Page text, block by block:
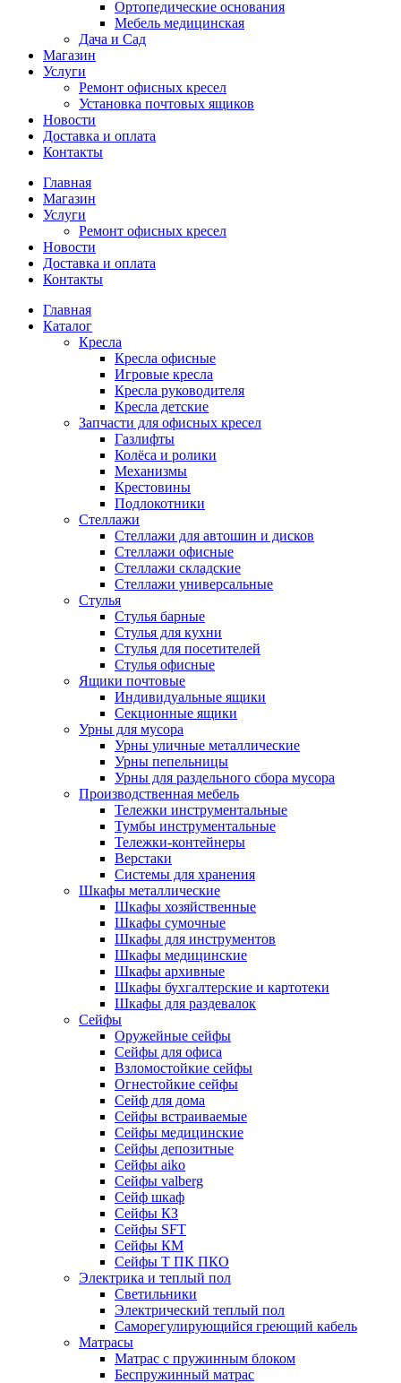
Ортопедические основания
Мебель медицинская
Дача и Сад
Магазин
Услуги
Ремонт офисных кресел
Установка почтовых ящиков
Новости
Доставка и оплата
Контакты
Главная
Магазин
Услуги
Ремонт офисных кресел
Новости
Доставка и оплата
Контакты
Главная
Каталог
Кресла
Кресла офисные
Игровые кресла
Кресла руководителя
Кресла детские
Запчасти для офисных кресел
Газлифты
Колёса и ролики
Механизмы
Крестовины
Подлокотники
Стеллажи
Стеллажи для автошин и дисков
Стеллажи офисные
Стеллажи складские
Стеллажи универсальные
Стулья
Стулья барные
Стулья для кухни
Стулья для посетителей
Стулья офисные
Ящики почтовые
Индивидуальные ящики
Секционные ящики
Урны для мусора
Урны уличные металлические
Урны пепельницы
Урны для раздельного сбора мусора
Производственная мебель
Тележки инструментальные
Тумбы инструментальные
Тележки-контейнеры
Верстаки
Системы для хранения
Шкафы металлические
Шкафы хозяйственные
Шкафы сумочные
Шкафы для инструментов
Шкафы медицинские
Шкафы архивные
Шкафы бухгалтерские и картотеки
Шкафы для раздевалок
Сейфы
Оружейные сейфы
Сейфы для офиса
Взломостойкие сейфы
Огнестойкие сейфы
Cейф для дома
Сейфы встраиваемые
Сейфы медицинские
Сейфы депозитные
Сейфы aiko
Сейфы valberg
Сейф шкаф
Сейфы КЗ
Сейфы SFT
Сейфы КМ
Сейфы Т ПК ПКО
Электрика и теплый пол
Светильники
Электрический теплый пол
Саморегулирующийся греющий кабель
Матрасы
Матрас с пружинным блоком
Беспружинный матрас